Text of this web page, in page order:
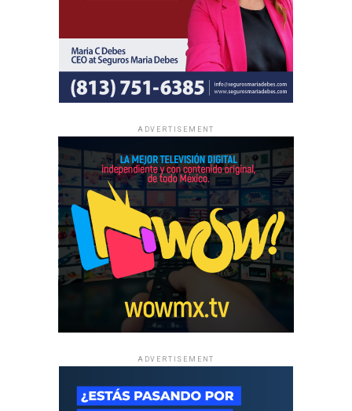
y no se realizan colectas de dinero.
La información oficial sobre fechas, lugares y el programa
completo de las Asambleas Regionales e Internacionales
está disponible en JW.ORG.
ADVERTISEMENT
ADVERTISEMENT